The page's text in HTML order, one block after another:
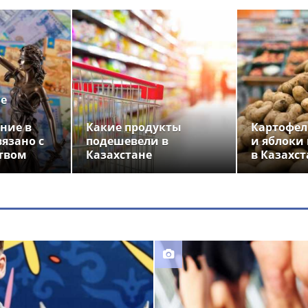
в
с
Какие продукты
подешевели в
Казахстане
и
в